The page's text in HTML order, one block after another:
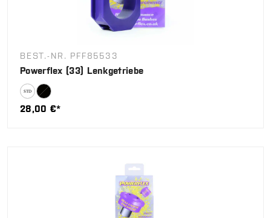
BEST.-NR. PFF85533
Powerflex (33) Lenkgetriebe
28,00 €*